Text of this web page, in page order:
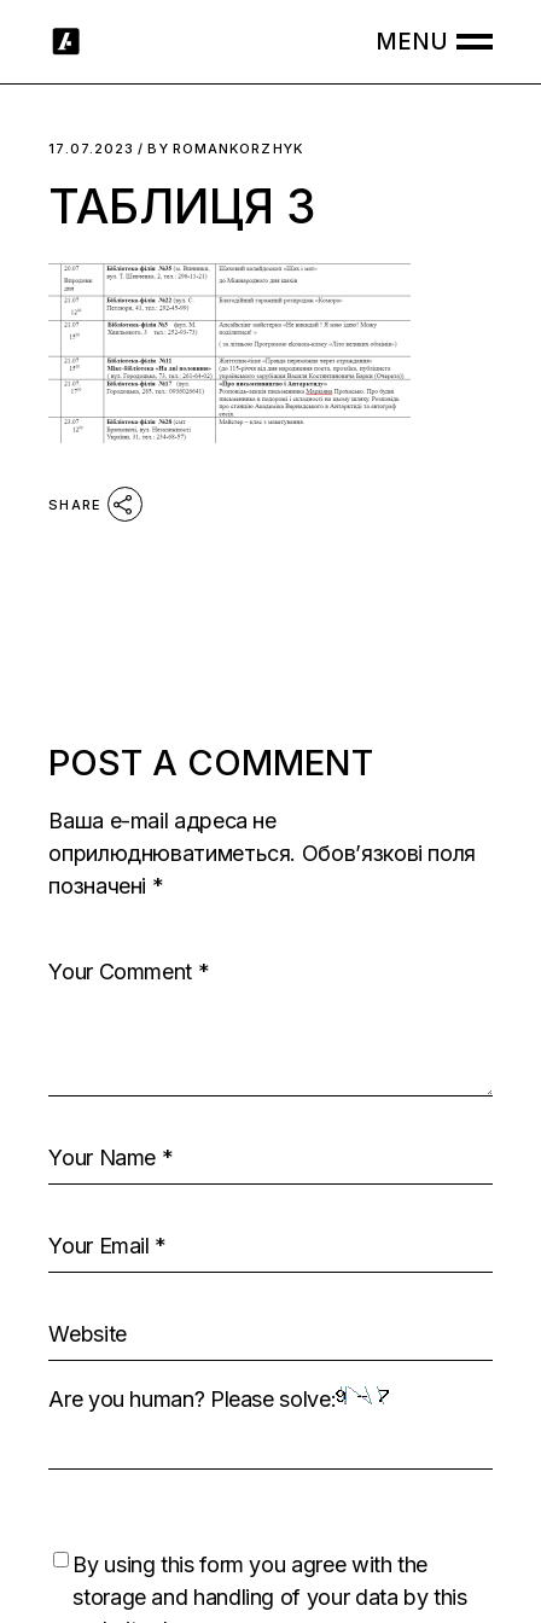
17.07.2023 BY ROMANKORZHYK
ТАБЛИЦЯ 3
SHARE
POST A COMMENT
Ваша e-mail адреса не
оприлюднюватиметься. Обов’язкові поля
позначені *
Are you human? Please solve:
By using this form you agree with the
storage and handling of your data by this